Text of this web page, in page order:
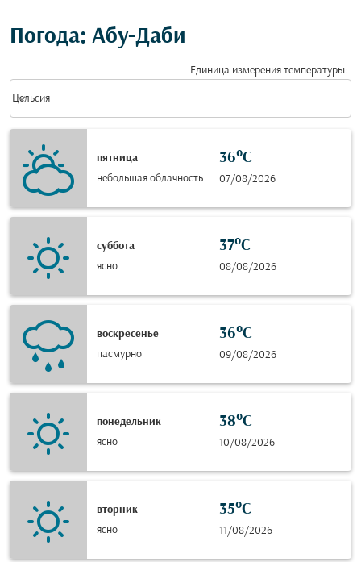
Погода: Абу-Даби
Единица измерения температуры:
Цельсия
keyboard_arrow_down
пятница
небольшая облачность
36°C
07/08/2026
суббота
ясно
37°C
08/08/2026
воскресенье
пасмурно
36°C
09/08/2026
понедельник
ясно
38°C
10/08/2026
вторник
ясно
35°C
11/08/2026